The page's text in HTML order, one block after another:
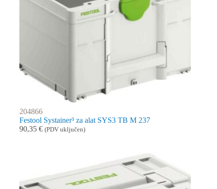
204866
Festool Systainer³ za alat SYS3 TB M 237
90,35 € (PDV uključen)